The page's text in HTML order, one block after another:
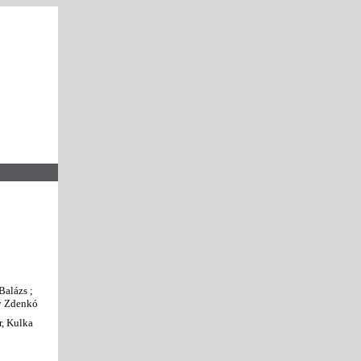
;
Zdenkó
Kulka